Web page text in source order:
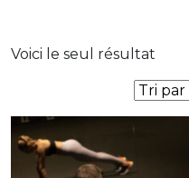
Voici le seul résultat